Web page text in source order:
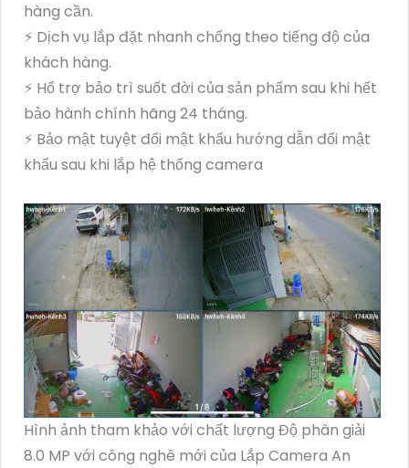
hàng cần.
⚡ Dịch vụ lắp đặt nhanh chống theo tiếng độ của
khách hàng.
⚡ Hổ trợ bảo trì suốt đời của sản phẩm sau khi hết
bảo hành chính hãng 24 tháng.
⚡ Bảo mật tuyệt đối mật khẩu hướng dẫn đổi mật
khẩu sau khi lắp hệ thống camera
Hình ảnh tham khảo với chất lượng Độ phân giải
8.0 MP với công nghê mới của Lắp Camera An